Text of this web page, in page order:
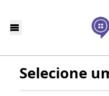
Selecione